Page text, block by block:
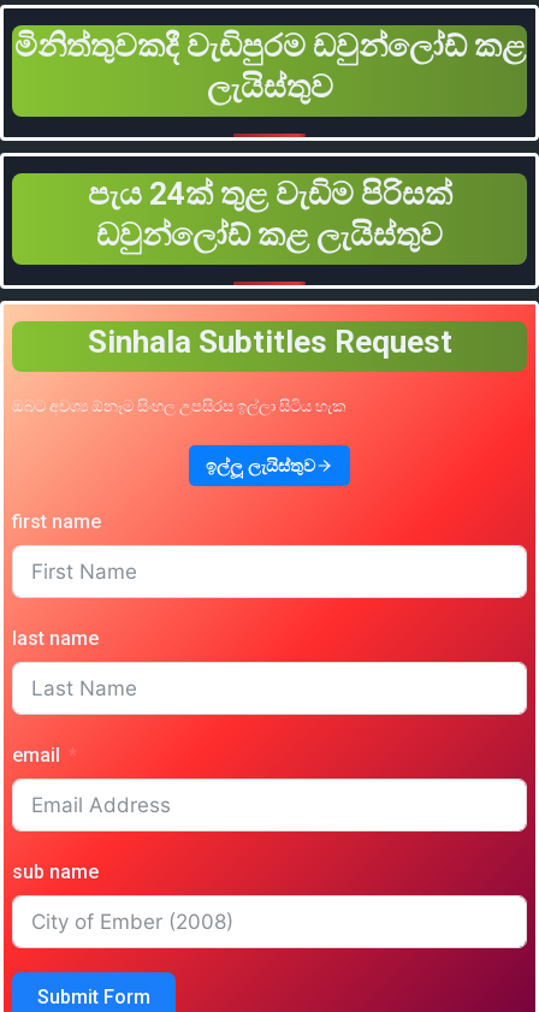
මිනිත්තුවකදී වැඩිපුරම ඩවුන්ලෝඩ් කළ
ලැයිස්තුව
පැය 24ක් තුළ වැඩිම පිරිසක්
ඩවුන්ලෝඩ් කළ ලැයිස්තුව
Sinhala Subtitles Request
ඔබට අවශ්‍ය ඕනෑම සිංහල උපසිරස ඉල්ලා සිටිය හැක
ඉල්ලූ ලැයිස්තුව
first name
last name
email
sub name
Submit Form